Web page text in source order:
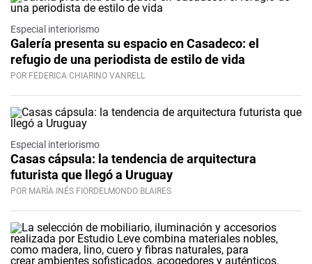
Especial interiorismo
Galería presenta su espacio en Casadeco: el
refugio de una periodista de estilo de vida
POR FEDERICA CHIARINO VANRELL
Especial interiorismo
Casas cápsula: la tendencia de arquitectura
futurista que llegó a Uruguay
POR MARÍA INÉS FIORDELMONDO BLAIRES